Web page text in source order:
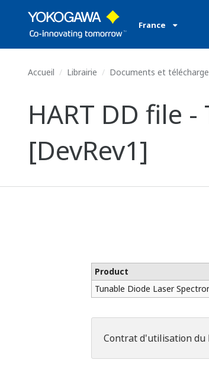
France
Accueil Librairie Documents et
HART DD file
[DevRev1]
Product
Tunable Diode Laser
Contrat d'utilisation du